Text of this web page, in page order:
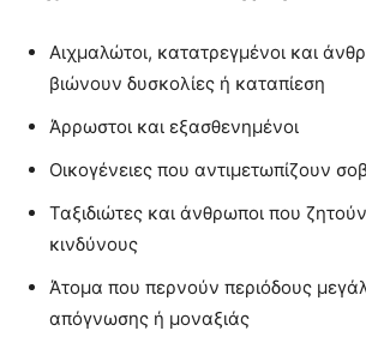
Αιχμαλώτοι, κατατρεγμένοι και
βιώνουν δυσκολίες ή καταπίεση
Άρρωστοι και εξασθενημένοι
Οικογένειες που αντιμετωπίζουν
Ταξιδιώτες και άνθρωποι που
κινδύνους
Άτομα που περνούν περιόδους
απόγνωσης ή μοναξιάς